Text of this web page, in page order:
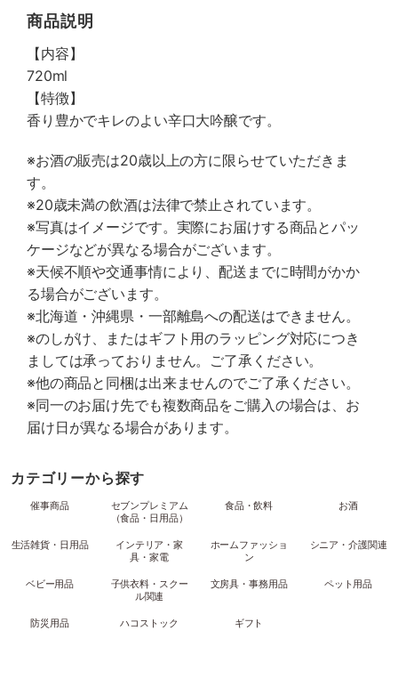
商品説明
【内容】
720ml
【特徴】
香り豊かでキレのよい辛口大吟醸です。
※お酒の販売は20歳以上の方に限らせていただきま
す。
※20歳未満の飲酒は法律で禁止されています。
※写真はイメージです。実際にお届けする商品とパッ
ケージなどが異なる場合がございます。
※天候不順や交通事情により、配送までに時間がかか
る場合がございます。
※北海道・沖縄県・一部離島への配送はできません。
※のしがけ、またはギフト用のラッピング対応につき
ましては承っておりません。ご了承ください。
※他の商品と同梱は出来ませんのでご了承ください。
※同一のお届け先でも複数商品をご購入の場合は、お
届け日が異なる場合があります。
カテゴリーから探す
催事商品
セブンプレミアム
（食品・日用品）
食品・飲料 お酒
生活雑貨・日用品
インテリア・家
具・家電
ホームファッショ
ン
シニア・介護関連
ベビー用品
子供衣料・スクー
ル関連
文房具・事務用品 ペット用品
防災用品 ハコストック ギフト